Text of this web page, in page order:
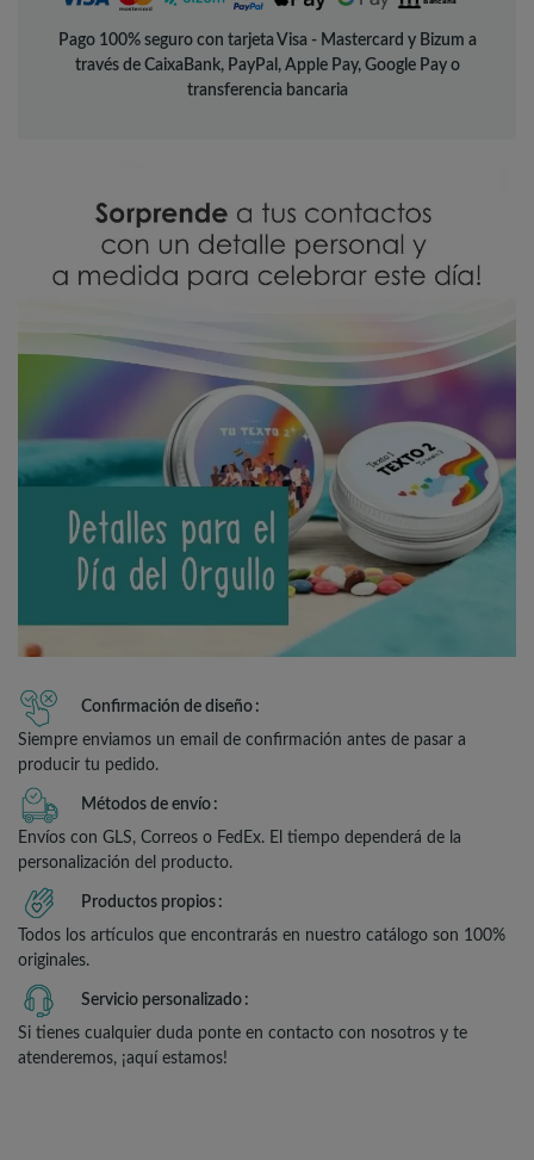
Pago 100% seguro con tarjeta Visa - Mastercard y Bizum a
través de CaixaBank, PayPal, Apple Pay, Google Pay o
transferencia bancaria
Confirmación de diseño
Siempre enviamos un email de confirmación antes de pasar a
producir tu pedido.
Métodos de envío
Envíos con GLS, Correos o FedEx. El tiempo dependerá de la
personalización del producto.
Productos propios
Todos los artículos que encontrarás en nuestro catálogo son 100%
originales.
Servicio personalizado
Si tienes cualquier duda ponte en contacto con nosotros y te
atenderemos, ¡aquí estamos!